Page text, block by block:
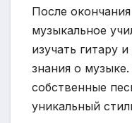
После
музыкальное
изучать гитару
знания о
собственные
уникальный